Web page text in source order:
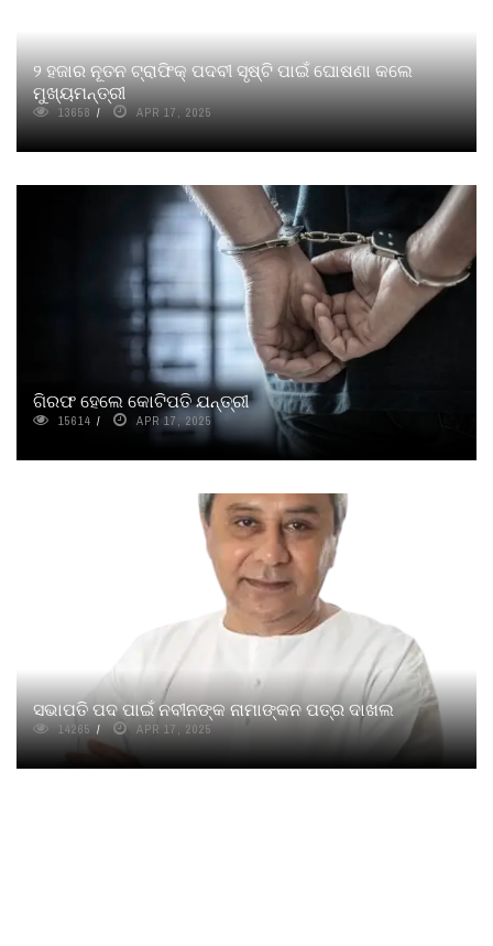
୨ ହଜାର ନୂତନ ଟ୍ରାଫିକ୍‌ ପଦବୀ ସୃଷ୍ଟି ପାଇଁ ଘୋଷଣା କଲେ
ମୁଖ୍ୟମନ୍ତ୍ରୀ
13658 APR 17, 2025
ଗିରଫ ହେଲେ କୋଟିପତି ଯନ୍ତ୍ରୀ
15614 APR 17, 2025
ସଭାପତି ପଦ ପାଇଁ ନବୀନଙ୍କ ନାମାଙ୍କନ ପତ୍ର ଦାଖଲ
14265 APR 17, 2025